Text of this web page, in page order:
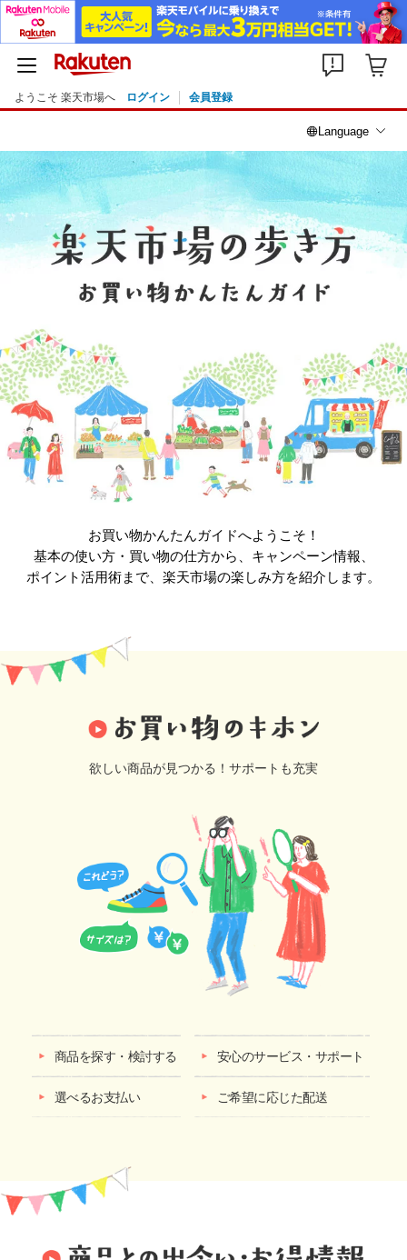
ようこそ 楽天市場へ ログイン 会員登録
お買い物かんたんガイドへようこそ！
基本の使い方・買い物の仕方から、キャンペーン情報、
ポイント活用術まで、楽天市場の楽しみ方を紹介します。
欲しい商品が見つかる！サポートも充実
商品を探す・検討する 安心のサービス・サポート
選べるお支払い ご希望に応じた配送